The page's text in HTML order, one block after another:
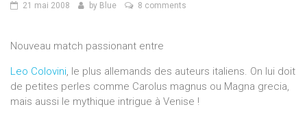
21 mai 2008 by Blue 8 comments
Nouveau match passionant entre
Leo Colovini, le plus allemands des auteurs italiens. On lui doit
de petites perles comme Carolus magnus ou Magna grecia,
mais aussi le mythique intrigue à Venise !